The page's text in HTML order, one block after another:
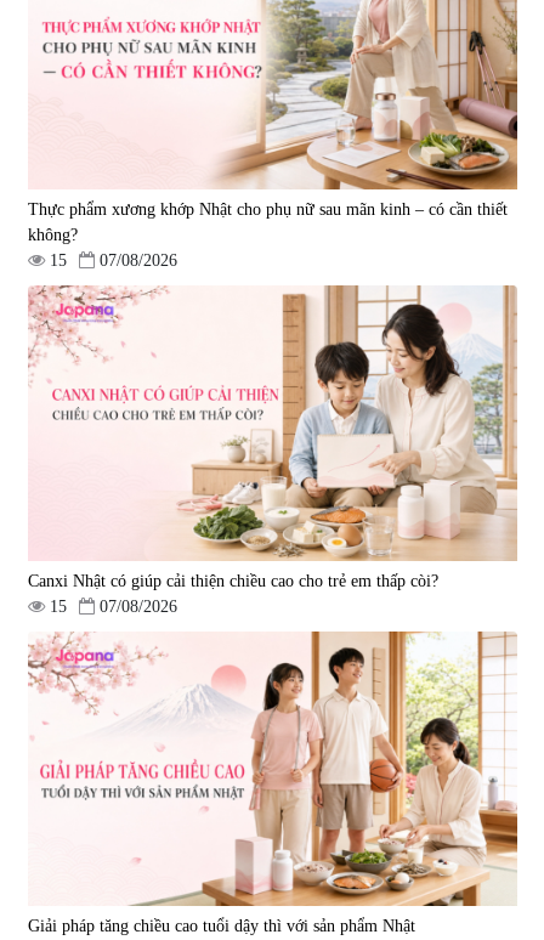
|0
1.490.000 đ
& Nattokinase Hokoen 80 viên
0
980.000 đ
Viên uống bổ gan Ribeto Shoji
Hepaclean 60 viên
690.000 đ
Viên uống hỗ trợ cải thiện thoát
vị đĩa đệm Kyoto Has 30 viên
|14.560
1.600.000 đ
Viên uống hỗ trợ giấc ngủ Fujina
Sleepy Nhật Bản 80 viên
580.000 đ
điều trị đột quỵ Biken Kinase
Gold 60 viên
0
1.570.000 đ
Thực phẩm xương khớp Nhật cho phụ nữ sau mãn kinh – có cần thiết
không?
15
07/08/2026
Canxi Nhật có giúp cải thiện chiều cao cho trẻ em thấp còi?
15
07/08/2026
Giải pháp tăng chiều cao tuổi dậy thì với sản phẩm Nhật